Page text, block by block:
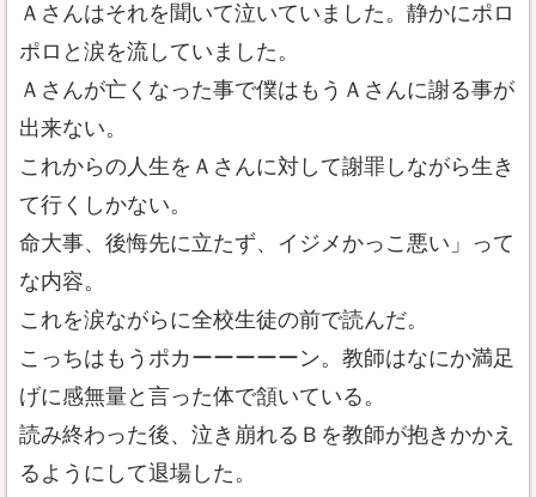
Ａさんはそれを聞いて泣いていました。静かにポロ
ポロと涙を流していました。
Ａさんが亡くなった事で僕はもうＡさんに謝る事が
出来ない。
これからの人生をＡさんに対して謝罪しながら生き
て行くしかない。
命大事、後悔先に立たず、イジメかっこ悪い」って
な内容。
これを涙ながらに全校生徒の前で読んだ。
こっちはもうポカーーーーーン。教師はなにか満足
げに感無量と言った体で頷いている。
読み終わった後、泣き崩れるＢを教師が抱きかかえ
るようにして退場した。